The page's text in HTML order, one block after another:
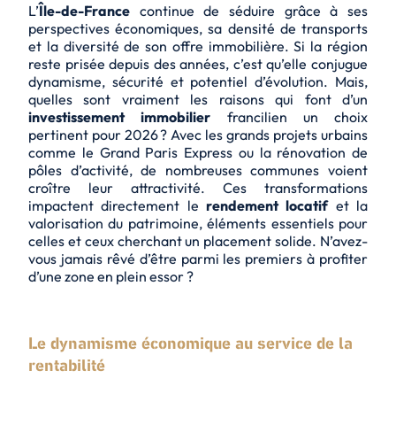
L’Île-de-France continue de séduire grâce à ses
perspectives économiques, sa densité de transports
et la diversité de son offre immobilière. Si la région
reste prisée depuis des années, c’est qu’elle conjugue
dynamisme, sécurité et potentiel d’évolution. Mais,
quelles sont vraiment les raisons qui font d’un
investissement immobilier francilien un choix
pertinent pour 2026 ? Avec les grands projets urbains
comme le Grand Paris Express ou la rénovation de
pôles d’activité, de nombreuses communes voient
croître leur attractivité. Ces transformations
impactent directement le rendement locatifet la
valorisation du patrimoine, éléments essentiels pour
celles et ceux cherchant un placement solide. N’avez-
vous jamais rêvé d’être parmi les premiers à profiter
d’une zone en plein essor ?
Le dynamisme économique au service de la
rentabilité